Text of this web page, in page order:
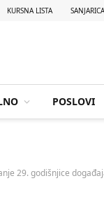
KURSNA LISTA SANJARICA
POSLOVI
29. godišnjice